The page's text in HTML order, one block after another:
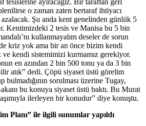
o zaman zaten bertaraf ihtiyacı
Şu anda kent genelinden günlük 5
Kentimizdeki 2 tesis ve Manisa bu 5 bin
kullanmayalım deseler de sorun
kriz yok ama bir an önce bizim kendi
ve kendi sistemimizi kurmamız gerekiyor.
en azından 2 bin 500 tonu ya da 3 bin
atık” dedi. Çöpü siyaset üstü görelim
bulmadığının sorulması üzerine Tugay,
bu konuya siyaset üstü baktı. Bu Murat
ilerleyen bir konudur” diye konuştu.
Planı” ile ilgili sunumlar yapıldı